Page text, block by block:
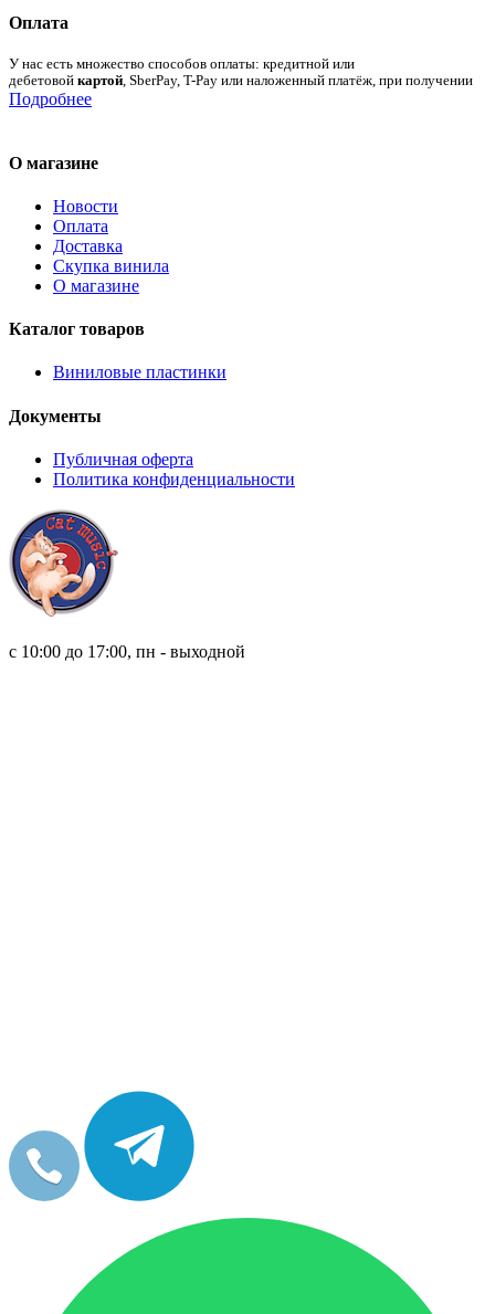
Оплата
У нас есть множество способов оплаты: кредитной или
дебетовой картой, SberPay, T-Pay или наложенный платёж, при получении
Подробнее
О магазине
Новости
Оплата
Доставка
Скупка винила
О магазине
Каталог товаров
Виниловые пластинки
Документы
Публичная оферта
Политика конфиденциальности
с 10:00 до 17:00, пн - выходной